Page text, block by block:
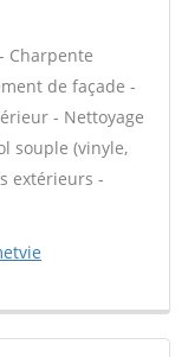
Charpente
de façade -
- Nettoyage
souple (vinyle,
extérieurs -